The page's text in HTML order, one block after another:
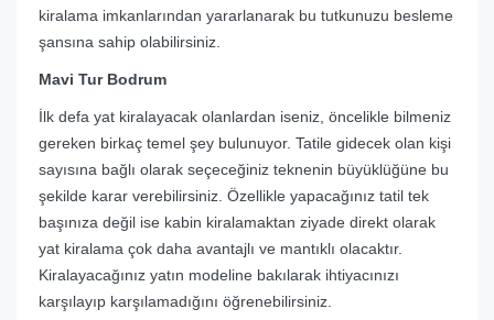
kiralama imkanlarından yararlanarak bu tutkunuzu besleme
şansına sahip olabilirsiniz.
Mavi Tur Bodrum
İlk defa yat kiralayacak olanlardan iseniz, öncelikle bilmeniz
gereken birkaç temel şey bulunuyor. Tatile gidecek olan kişi
sayısına bağlı olarak seçeceğiniz teknenin büyüklüğüne bu
şekilde karar verebilirsiniz. Özellikle yapacağınız tatil tek
başınıza değil ise kabin kiralamaktan ziyade direkt olarak
yat kiralama çok daha avantajlı ve mantıklı olacaktır.
Kiralayacağınız yatın modeline bakılarak ihtiyacınızı
karşılayıp karşılamadığını öğrenebilirsiniz.